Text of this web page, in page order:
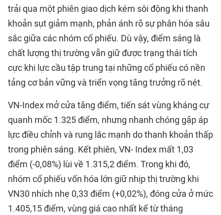
trải qua một phiên giao dịch kém sôi động khi thanh
khoản sụt giảm mạnh, phản ánh rõ sự phân hóa sâu
sắc giữa các nhóm cổ phiếu. Dù vậy, điểm sáng là
chất lượng thị trường vẫn giữ được trạng thái tích
cực khi lực cầu tập trung tại những cổ phiếu có nền
tảng cơ bản vững và triển vọng tăng trưởng rõ nét.
VN-Index mở cửa tăng điểm, tiến sát vùng kháng cự
quanh mốc 1.325 điểm, nhưng nhanh chóng gặp áp
lực điều chỉnh và rung lắc mạnh do thanh khoản thấp
trong phiên sáng. Kết phiên, VN- Index mất 1,03
điểm (-0,08%) lùi về 1.315,2 điểm. Trong khi đó,
nhóm cổ phiếu vốn hóa lớn giữ nhịp thị trường khi
VN30 nhích nhẹ 0,33 điểm (+0,02%), đóng cửa ở mức
1.405,15 điểm, vùng giá cao nhất kể từ tháng